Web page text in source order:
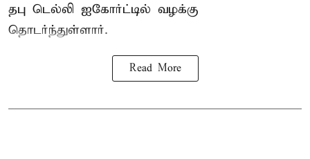
தபு டெல்லி ஐகோர்ட்டில் வழக்கு
தொடர்ந்துள்ளார்.
Read More